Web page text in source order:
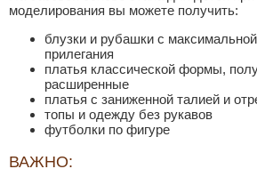
моделирования вы можете получить:
блузки и рубашки с
прилегания
платья классической формы,
расширенные
платья с заниженной талией и
топы и одежду без рукавов
футболки по фигуре
ВАЖНО: